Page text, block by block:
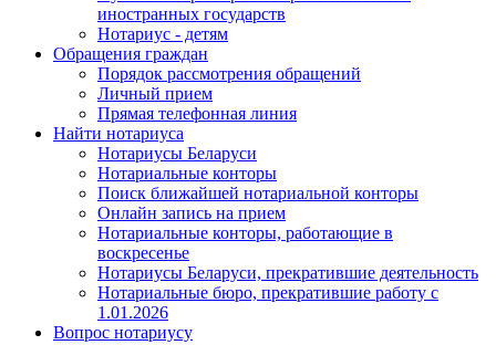
иностранных государств
Нотариус - детям
Обращения граждан
Порядок рассмотрения обращений
Личный прием
Прямая телефонная линия
Найти нотариуса
Нотариусы Беларуси
Нотариальные конторы
Поиск ближайшей нотариальной конторы
Онлайн запись на прием
Нотариальные конторы, работающие в
воскресенье
Нотариусы Беларуси, прекратившие деятельность
Нотариальные бюро, прекратившие работу с
1.01.2026
Вопрос нотариусу